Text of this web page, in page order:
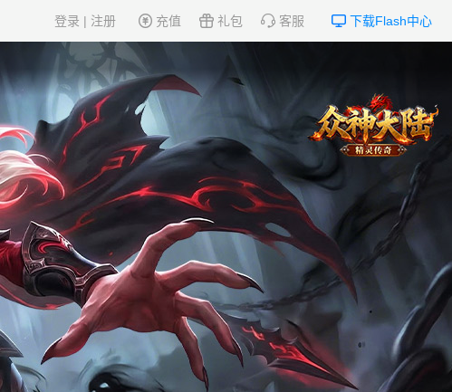
下载Flash中心
客服
礼包
充值
登录 | 注册